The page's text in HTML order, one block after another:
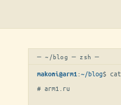
─ ~/blog ─ zsh ─
makoni@arm1 :~/blog$
# arm1.ru